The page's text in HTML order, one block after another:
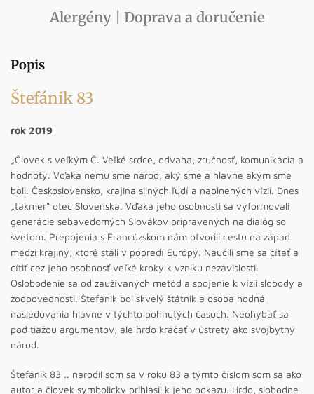
Alergény | Doprava a doručenie
Popis
Štefánik 83
rok 2019
„Človek s veľkým Č. Veľké srdce, odvaha, zručnosť, komunikácia a
hodnoty. Vďaka nemu sme národ, aký sme a hlavne akým sme
boli. Československo, krajina silných ľudí a naplnených vízii. Dnes
„takmer“ otec Slovenska. Vďaka jeho osobnosti sa vyformovali
generácie sebavedomých Slovákov pripravených na dialóg so
svetom. Prepojenia s Francúzskom nám otvorili cestu na západ
medzi krajiny, ktoré stáli v popredí Európy. Naučili sme sa čítať a
cítiť cez jeho osobnosť veľké kroky k vzniku nezávislosti.
Oslobodenie sa od zaužívaných metód a spojenie k vízii slobody a
zodpovednosti. Štefánik bol skvelý štátnik a osoba hodná
nasledovania hlavne v týchto pohnutých časoch. Neohýbať sa
pod tiažou argumentov, ale hrdo kráčať v ústrety ako svojbytný
národ.
Štefánik 83 .. narodil som sa v roku 83 a týmto číslom som sa ako
autor a človek symbolicky prihlásil k jeho odkazu. Hrdo, slobodne